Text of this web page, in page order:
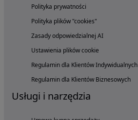
Polityka prywatności
Polityka plików "cookies"
Zasady odpowiedzialnej AI
Ustawienia plików cookie
Regulamin dla Klientów Indywidualnych
Regulamin dla Klientów Biznesowych
Usługi i narzędzia